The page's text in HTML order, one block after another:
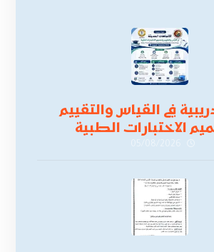
في القياس والتقييم
الاختبارات الطبية